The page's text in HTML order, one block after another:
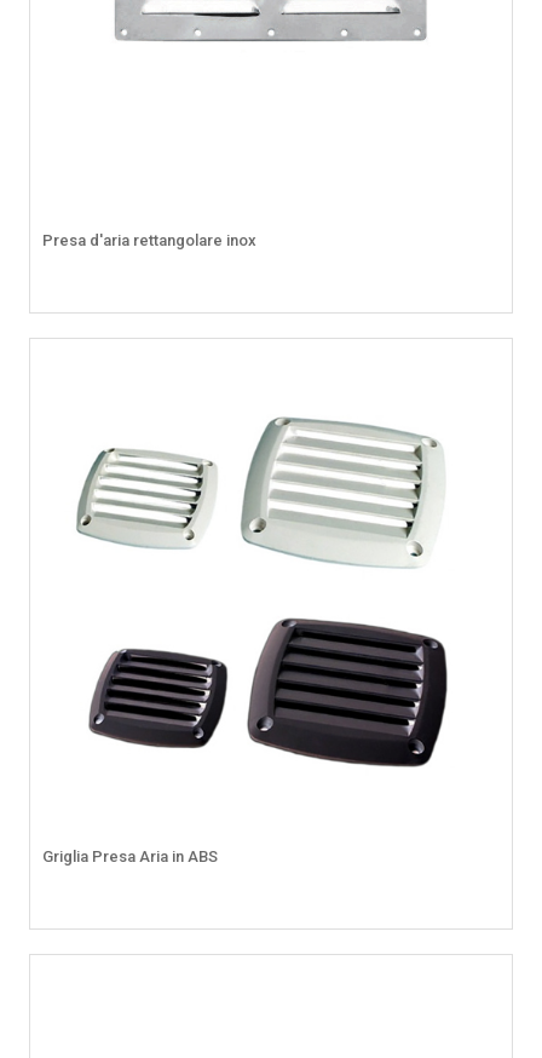
Presa d'aria rettangolare inox
Griglia Presa Aria in ABS